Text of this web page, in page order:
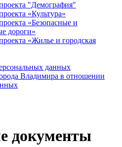
"Демография"
«Культура»
«Безопасные и
дороги»
«Жилье и городская
данных
Владимира в отношении
документы